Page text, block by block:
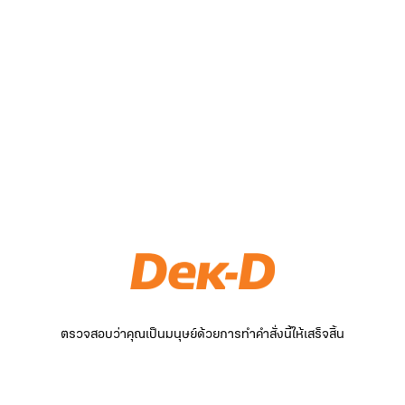
ตรวจสอบว่าคุณเป็นมนุษย์ด้วยการทำคำสั่งนี้ให้เสร็จสิ้น